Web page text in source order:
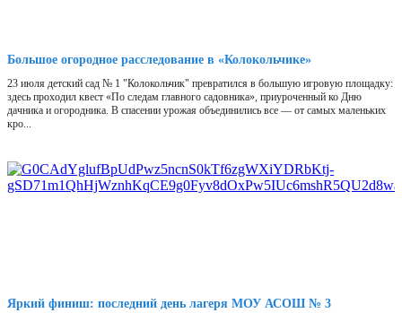
Большое огородное расследование в «Колокольчике»
23 июля детский сад № 1 "Колокольчик" превратился в большую игровую площадку:
здесь проходил квест «По следам главного садовника», приуроченный ко Дню
дачника и огородника. В спасении урожая объединились все — от самых маленьких
кро...
Яркий финиш: последний день лагеря МОУ АСОШ № 3